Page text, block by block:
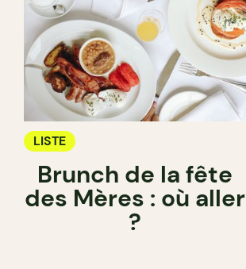
LISTE
Brunch de la fête
des Mères : où aller
?